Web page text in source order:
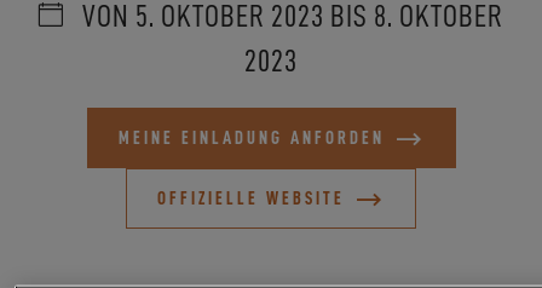
VON 5. OKTOBER 2023 BIS 8. OKTOBER
2023
MEINE EINLADUNG ANFORDEN
OFFIZIELLE WEBSITE